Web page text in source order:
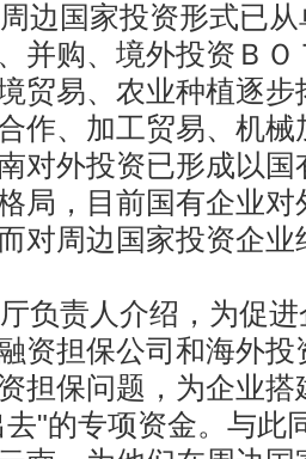
边国家投资形式已从
并购、境外投资Ｂ
贸易、农业种植逐
作、加工贸易、机
对外投资已形成以
局，目前国有企业
对周边国家投资企
负责人介绍，为促进
资担保公司和海外
担保问题，为企业
"的专项资金。与此